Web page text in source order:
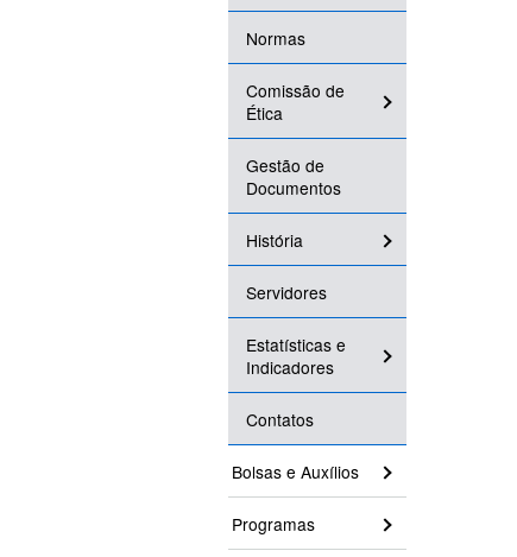
Normas
Comissão de
Ética
Gestão de
Documentos
História
Servidores
Estatísticas e
Indicadores
Contatos
Bolsas e Auxílios
Programas